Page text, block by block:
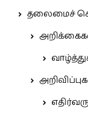
தலைமைச்